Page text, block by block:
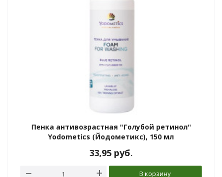
Пенка антивозрастная "Голубой ретинол"
Yodometics (Йодометикс), 150 мл
33,95 руб.
В корзину